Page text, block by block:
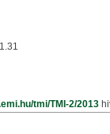
tmi/TMI-2/2013